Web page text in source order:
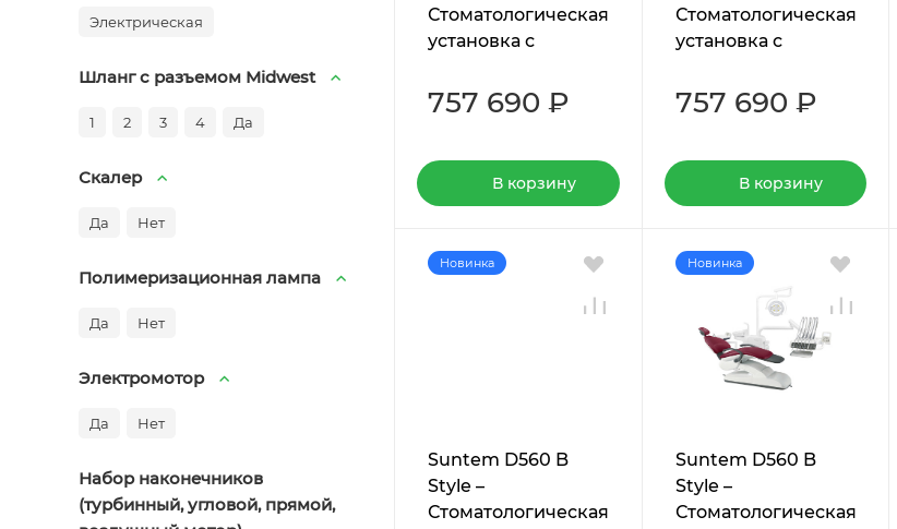
Электрическая
Шланг с разъемом Midwest
1 2 3 4 Да
Скалер
Да Нет
Полимеризационная лампа
Да Нет
Электромотор
Да Нет
Набор наконечников
(турбинный, угловой, прямой,
Стоматологическая
установка с
инструментов
757 690 ₽
В корзину
Стоматологическая
установка с
инструментов
757 690 ₽
В корзину
Новинка
Suntem D560 B
Style –
Стоматологическая
Новинка
Suntem D560 B
Style –
Стоматологическая